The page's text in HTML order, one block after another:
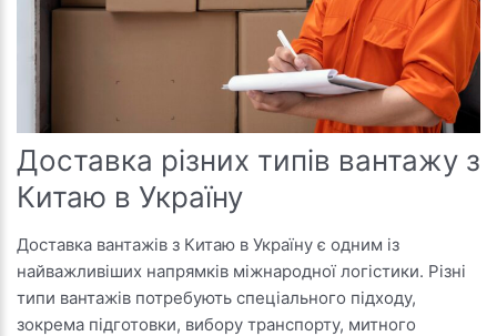
Доставка різних типів вантажу з
Китаю в Україну
Доставка вантажів з Китаю в Україну є одним із
найважливіших напрямків міжнародної логістики. Різні
типи вантажів потребують спеціального підходу,
зокрема підготовки, вибору транспорту, митного